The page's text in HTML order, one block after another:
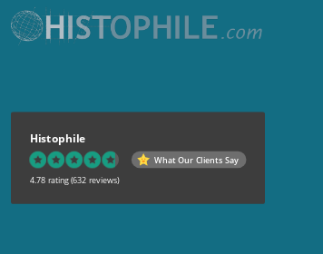
Histophile
What Our Clients Say
4.78 rating (632 reviews)